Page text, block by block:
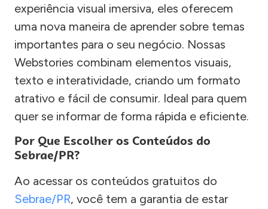
experiência visual imersiva, eles oferecem
uma nova maneira de aprender sobre temas
importantes para o seu negócio. Nossas
Webstories combinam elementos visuais,
texto e interatividade, criando um formato
atrativo e fácil de consumir. Ideal para quem
quer se informar de forma rápida e eficiente.
Por Que Escolher os Conteúdos do
Sebrae/PR?
Ao acessar os conteúdos gratuitos do
Sebrae/PR, você tem a garantia de estar